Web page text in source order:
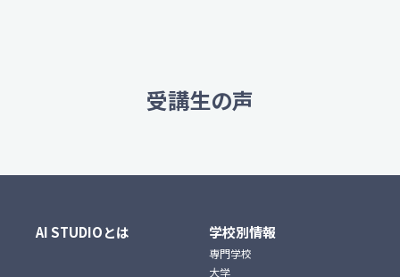
受講生の声
AI STUDIOとは 学校別情報
専門学校
大学